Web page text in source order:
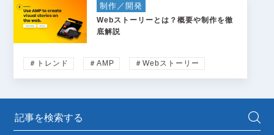
制作／開発
Webストーリーとは？概要や制作を徹
底解説
＃トレンド ＃AMP ＃Webストーリー